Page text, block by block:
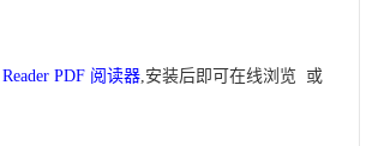
PDF 阅读器,安装后即可在线浏览 或